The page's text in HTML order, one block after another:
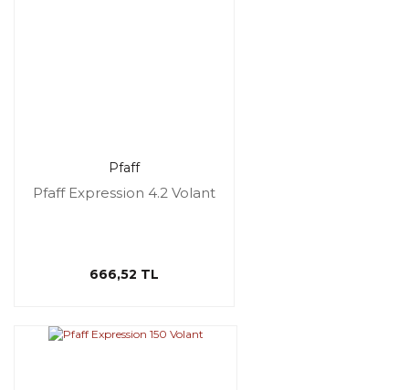
Pfaff
Pfaff Expression 4.2 Volant
666,52 TL